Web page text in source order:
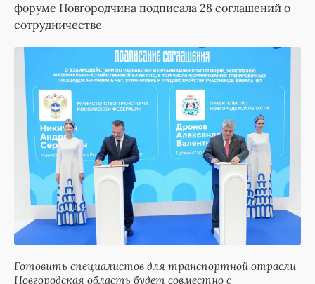
форуме Новгородчина подписала 28 соглашений о
сотрудничестве
Готовить специалистов для транспортной отрасли
Новгородская область будет совместно с